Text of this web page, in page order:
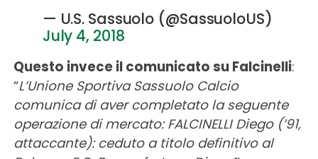
— U.S. Sassuolo (@SassuoloUS)
July 4, 2018
Questo invece il comunicato su Falcinelli:
“L’Unione Sportiva Sassuolo Calcio
comunica di aver completato la seguente
operazione di mercato: FALCINELLI Diego (’91,
attaccante): ceduto a titolo definitivo al